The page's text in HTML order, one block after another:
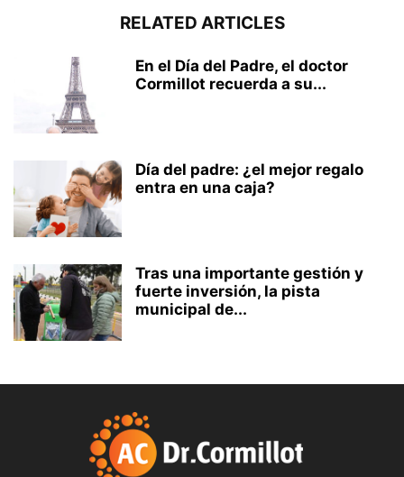
RELATED ARTICLES
En el Día del Padre, el doctor
Cormillot recuerda a su...
Día del padre: ¿el mejor regalo
entra en una caja?
Tras una importante gestión y
fuerte inversión, la pista
municipal de...